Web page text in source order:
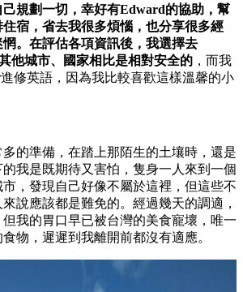
規劃一切，幸好有Edward的協助，幫
宿，省去我很多煩惱，也分享很多經
。在評估各項資訊後，我選擇去
他城市、國家相比是相對安全的 ，而我
進修英語，因為我比較喜歡這樣溫馨的小
的準備，在踏上那陌生的土壤時，還是
我是既期待又害怕，隻身一人來到一個
市，發現自己好像不屬於這裡，但這些不
說應該都是難免的。經過幾天的調適，
我的胃口早已被台灣的美食寵壞，唯一
物，遲遲到我離開前都沒有適應。